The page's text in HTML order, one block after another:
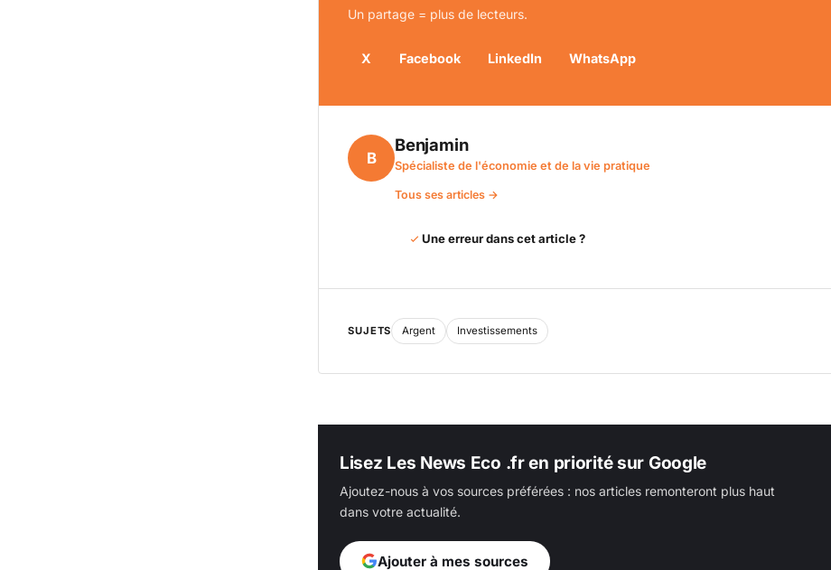
Un partage = plus de lecteurs.
X Facebook LinkedIn WhatsApp
B
Benjamin
Spécialiste de l'économie et de la vie pratique
Tous ses articles →
Une erreur dans cet article ?
SUJETS Argent Investissements
Lisez Les News Eco .fr en priorité sur Google
Ajoutez-nous à vos sources préférées : nos articles remonteront plus haut
dans votre actualité.
Ajouter à mes sources